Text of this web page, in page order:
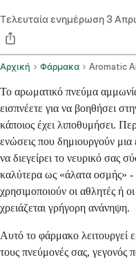
Τελευταία ενημέρωση3
Αρχική Φάρμακα
Το αρωματικό πνεύμα
εισπνέετε για να βοηθήσει
κάποιος έχει λιποθυμήσει.
ενώσεις που δημιουργούν
να διεγείρει το νευρικό σας
καλύτερα ως «άλατα οσμής»
χρησιμοποιούν οι αθλητές ή
χρειάζεται γρήγορη ανάνηψη.
Αυτό το φάρμακο λειτουργεί
τους πνεύμονές σας, γεγονός